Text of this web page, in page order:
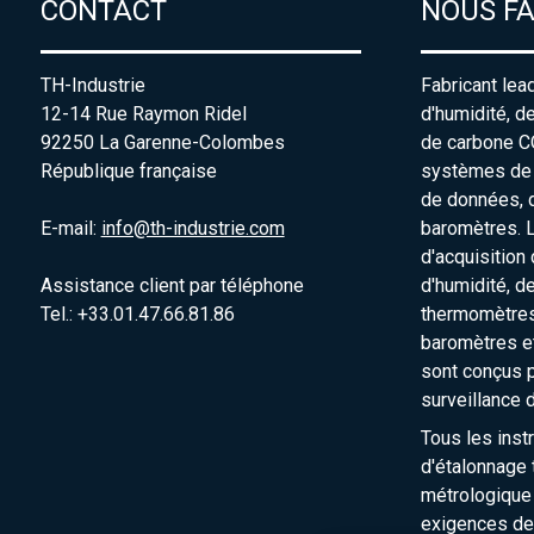
CONTACT
TH-Industrie
12-14 Rue Raymon Ridel
92250 La Garenne-Colombes
République française
E-mail: info@th-industrie.com
Assistance client par téléphone
Tel.: +33.01.47.66.81.86
NOUS
Fabricant
d'humidité,
de carbone
systèmes
de données,
baromètres.
d'acquisition
d'humidité,
baromètres
sont conçus
surveillance
Tous les
d'étalonnage
exigences